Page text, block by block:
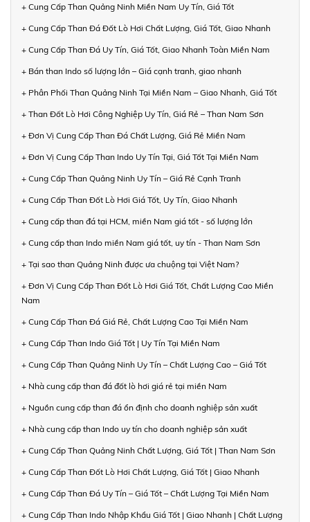
+ Cung Cấp Than Quảng Ninh Miền Nam Uy Tín, Giá Tốt
+ Cung Cấp Than Đá Đốt Lò Hơi Chất Lượng, Giá Tốt, Giao Nhanh
+ Cung Cấp Than Đá Uy Tín, Giá Tốt, Giao Nhanh Toàn Miền Nam
+ Bán than Indo số lượng lớn – Giá cạnh tranh, giao nhanh
+ Phân Phối Than Quảng Ninh Tại Miền Nam – Giao Nhanh, Giá Tốt
+ Than Đốt Lò Hơi Công Nghiệp Uy Tín, Giá Rẻ – Than Nam Sơn
+ Đơn Vị Cung Cấp Than Đá Chất Lượng, Giá Rẻ Miền Nam
+ Đơn Vị Cung Cấp Than Indo Uy Tín Tại, Giá Tốt Tại Miền Nam
+ Cung Cấp Than Quảng Ninh Uy Tín – Giá Rẻ Cạnh Tranh
+ Cung Cấp Than Đốt Lò Hơi Giá Tốt, Uy Tín, Giao Nhanh
+ Cung cấp than đá tại HCM, miền Nam giá tốt - số lượng lớn
+ Cung cấp than Indo miền Nam giá tốt, uy tín - Than Nam Sơn
+ Tại sao than Quảng Ninh được ưa chuộng tại Việt Nam?
+ Đơn Vị Cung Cấp Than Đốt Lò Hơi Giá Tốt, Chất Lượng Cao Miền
Nam
+ Cung Cấp Than Đá Giá Rẻ, Chất Lượng Cao Tại Miền Nam
+ Cung Cấp Than Indo Giá Tốt | Uy Tín Tại Miền Nam
+ Cung Cấp Than Quảng Ninh Uy Tín – Chất Lượng Cao – Giá Tốt
+ Nhà cung cấp than đá đốt lò hơi giá rẻ tại miền Nam
+ Nguồn cung cấp than đá ổn định cho doanh nghiệp sản xuất
+ Nhà cung cấp than Indo uy tín cho doanh nghiệp sản xuất
+ Cung Cấp Than Quảng Ninh Chất Lượng, Giá Tốt | Than Nam Sơn
+ Cung Cấp Than Đốt Lò Hơi Chất Lượng, Giá Tốt | Giao Nhanh
+ Cung Cấp Than Đá Uy Tín – Giá Tốt – Chất Lượng Tại Miền Nam
+ Cung Cấp Than Indo Nhập Khẩu Giá Tốt | Giao Nhanh | Chất Lượng